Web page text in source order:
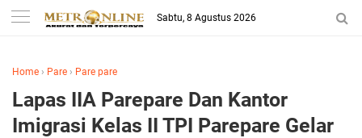
Sabtu, 8 Agustus 2026
Home › Pare › Pare pare
Lapas IIA Parepare Dan Kantor
Imigrasi Kelas II TPI Parepare Gelar